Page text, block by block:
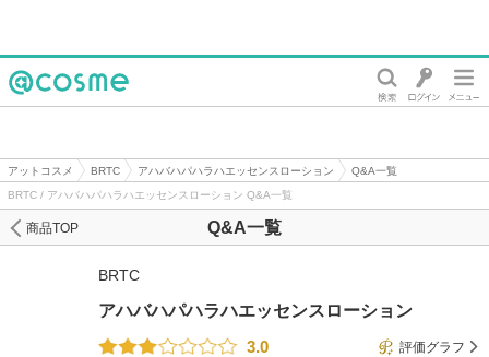
アットコスメ BRTC アハバハパハラハエッセンスローション
Q&A一覧
BRTC / アハバハパハラハエッセンスローション Q&A一覧
Q&A一覧
商品TOP
BRTC
アハバハパハラハエッセンスローション
3.0
評価グラフ